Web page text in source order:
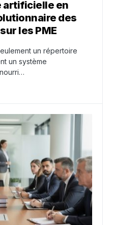
artificielle en
des
les PME
un répertoire
un système